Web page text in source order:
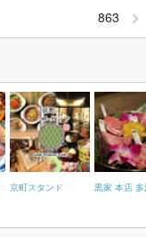
863
京町スタンド 黒家 本店